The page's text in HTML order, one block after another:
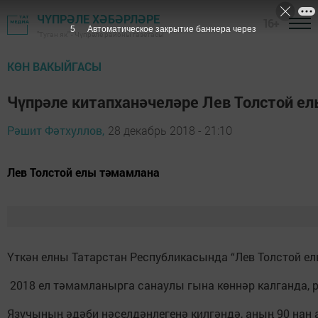
ЧҮПРӘЛЕ ХӘБӘРЛӘРЕ
"Туган як" - Чүпрәле районы газетасы
КӨН ВАКЫЙГАСЫ
Чүпрәле китапханәчеләре Лев Толстой
Рәшит Фәтхуллов, 28 декабрь 2018 - 21:10
Лев Толстой елы тәмамлана
Үткән елны Татарстан Республикасында “Лев
2018 ел тәмамланырга санаулы гына көннәр
Язучының әдәби нәселдәнлегенә килгәндә, аның 90
4 Автоматическое закрытие баннера через